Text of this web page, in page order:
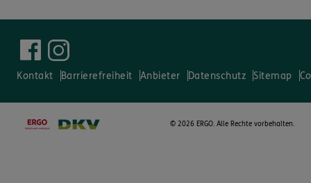
Kontakt Barrierefreiheit Anbieter Datenschutz Sitemap
© 2026 ERGO. Alle Rechte vorbehalten.